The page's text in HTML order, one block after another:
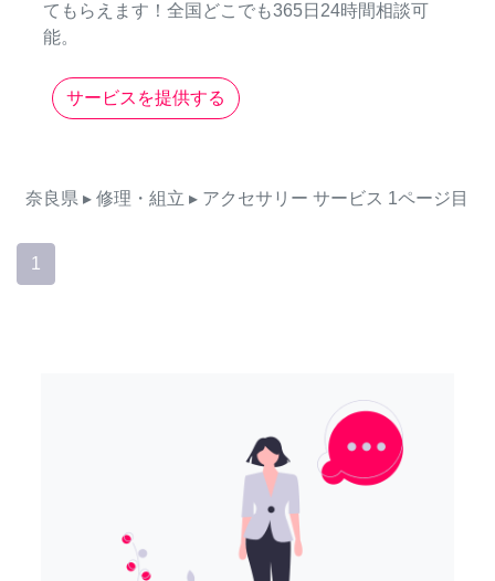
てもらえます！全国どこでも365日24時間相談可
能。
サービスを提供する
奈良県 ▸ 修理・組立 ▸ アクセサリー サービス 1ページ目
1